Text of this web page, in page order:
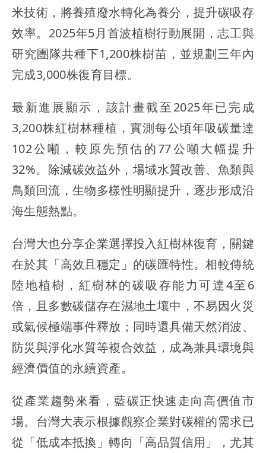
米技術，將養殖廢水轉化為養分，提升碳吸存
效率。2025年5月首波植樹行動展開，志工與
研究團隊共種下1,200株樹苗，並規劃三年內
完成3,000株復育目標。
最新進展顯示，該計畫截至2025年已完成
3,200株紅樹林種植，實測每公頃年吸碳量達
102公噸，較原先預估的77公噸大幅提升
32%。除減碳效益外，場域水質改善、魚類與
鳥類回流，生物多樣性明顯提升，逐步形成沿
海生態熱點。
台灣大也分享企業選擇投入紅樹林復育，關鍵
在於其「高效且穩定」的碳匯特性。相較傳統
陸地植樹，紅樹林的碳吸存能力可達4至6
倍，且多數碳儲存在濕地土壤中，不易因火災
或氣候極端事件釋放；同時還具備天然消波、
防災與淨化水質等複合效益，成為兼具環境與
經濟價值的永續資產。
從產業趨勢來看，藍碳正快速走向高價值市
場。台灣大表示根據觀察企業對碳權的需求已
從「低成本抵換」轉向「高品質信用」，尤其